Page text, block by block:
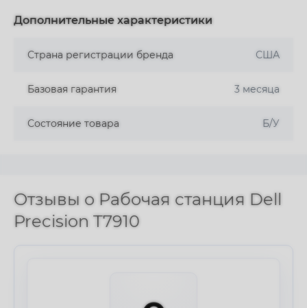
Дополнительные характеристики
Страна регистрации бренда США
Базовая гарантия 3 месяца
Состояние товара Б/У
Отзывы о Рабочая станция Dell
Precision T7910